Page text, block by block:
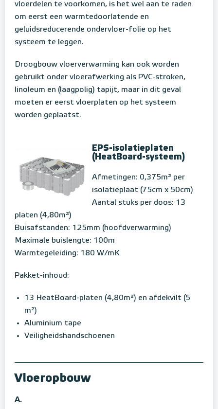
vloerdelen te voorkomen, is het wel aan te raden
om eerst een warmtedoorlatende en
geluidsreducerende ondervloer-folie op het
systeem te leggen.
Droogbouw vloerverwarming kan ook worden
gebruikt onder vloerafwerking als PVC-stroken,
linoleum en (laagpolig) tapijt, maar in dit geval
moeten er eerst vloerplaten op het systeem
worden geplaatst.
EPS-isolatieplaten
(HeatBoard-systeem)
Afmetingen: 0,375m² per
isolatieplaat (75cm x 50cm)
Aantal stuks per doos: 13
platen (4,80m²)
Buisafstanden: 125mm (hoofdverwarming)
Maximale buislengte: 100m
Warmtegeleiding: 180 W/mK
Pakket-inhoud:
13 HeatBoard-platen (4,80m²) en afdekvilt (5
m²)
Aluminium tape
Veiligheidshandschoenen
Vloeropbouw
A.